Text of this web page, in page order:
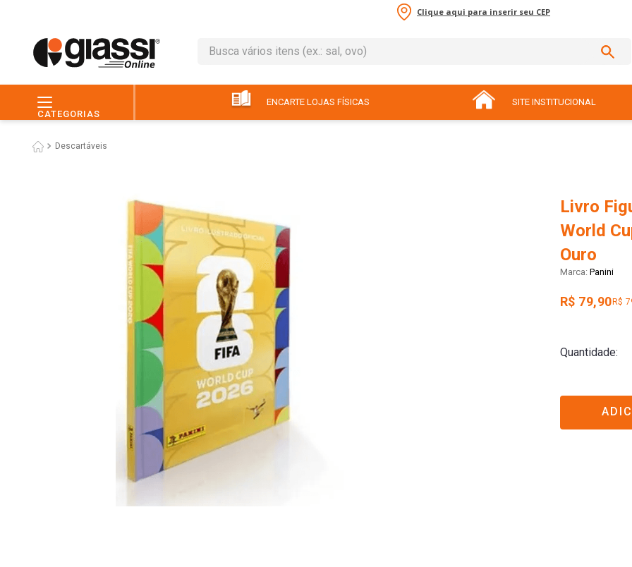
Clique aqui para inserir seu CEP
Busca vários itens (ex.: sal, ovo)
CATEGORIAS
ENCARTE LOJAS FÍSICAS SITE INSTITUCIONAL
Descartáveis
Livro
World
Ouro
Panini
R$ 79,90R$
Quantidade
café
6º macarrão
7º arroz
8º pão
9º ovo
10º iogurte